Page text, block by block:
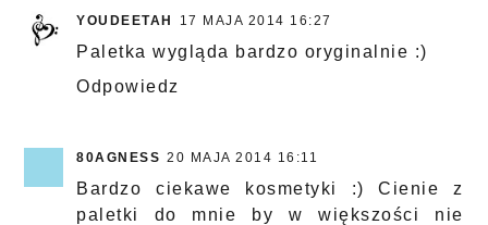
YOUDEETAH 17 MAJA 2014 16:27
Paletka wygląda bardzo oryginalnie :)
Odpowiedz
80AGNESS 20 MAJA 2014 16:11
Bardzo ciekawe kosmetyki :) Cienie z
paletki do mnie by w większości nie